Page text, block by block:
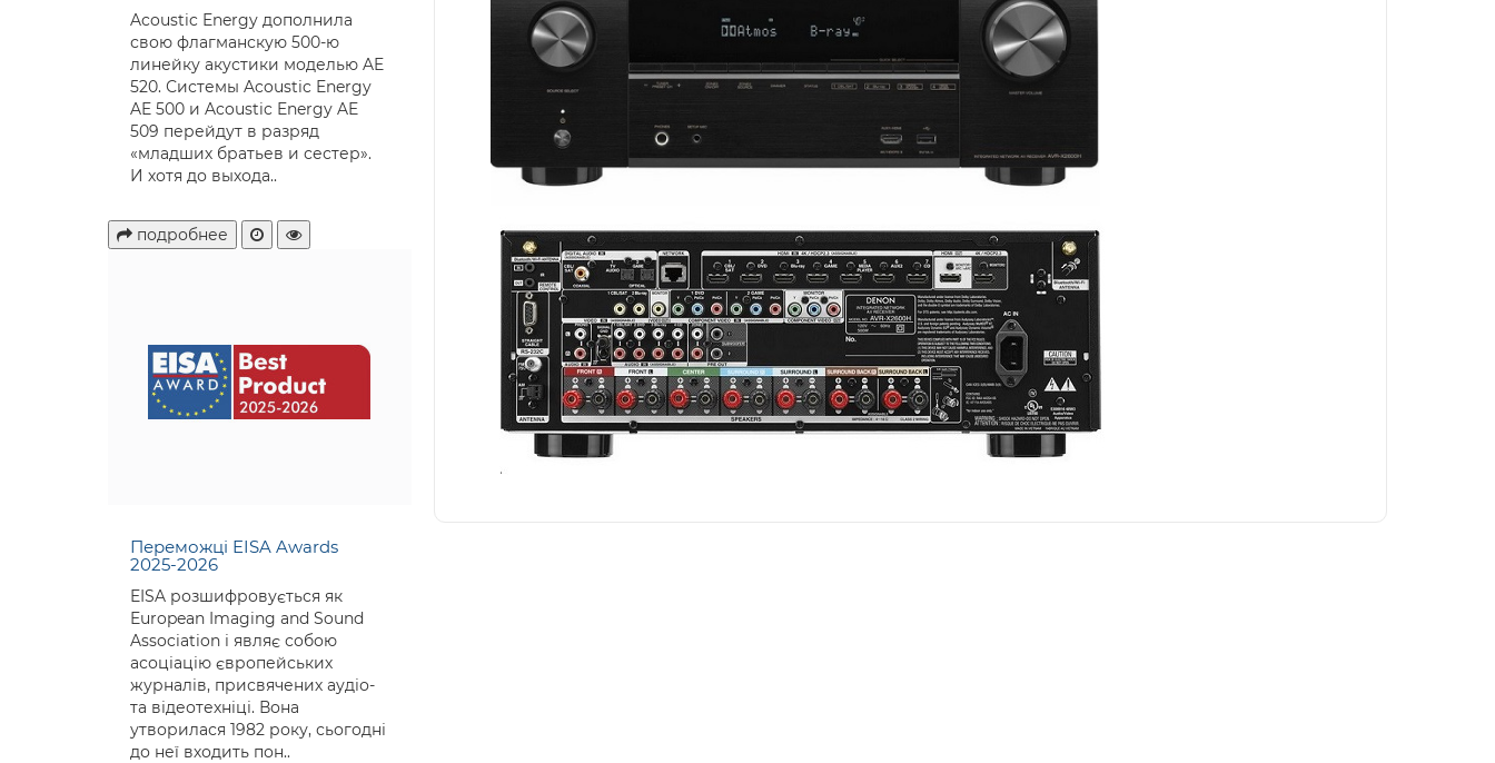
Acoustic Energy дополнила
свою флагманскую 500-ю
линейку акустики моделью AE
520. Системы Acoustic Energy
AE 500 и Acoustic Energy AE
509 перейдут в разряд
«младших братьев и сестер».
И хотя до выхода..
подробнее
Переможці EISA Awards
2025-2026
EISA розшифровується як
European Imaging and Sound
Association і являє собою
асоціацію європейських
журналів, присвячених аудіо-
та відеотехніці. Вона
утворилася 1982 року, сьогодні
до неї входить пон..